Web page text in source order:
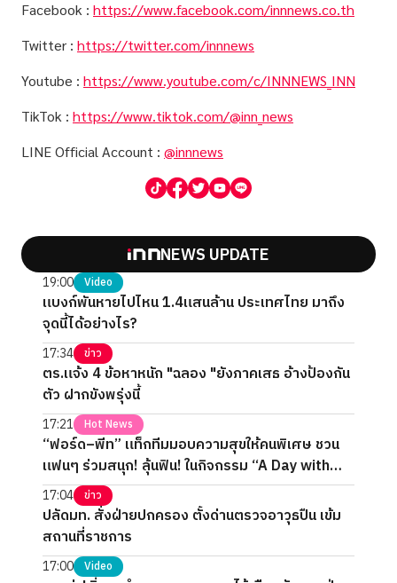
Facebook : https://www.facebook.com/innnews.co.th
Twitter : https://twitter.com/innnews
Youtube : https://www.youtube.com/c/INNNEWS_INN
TikTok : https://www.tiktok.com/@inn_news
LINE Official Account : @innnews
NEWS UPDATE
19:00 Video
แบงก์พันหายไปไหน 1.4แสนล้าน ประเทศไทย มาถึง
จุดนี้ได้อย่างไร?
17:34 ข่าว
ตร.แจ้ง 4 ข้อหาหนัก "ฉลอง "ยังภาคเสธ อ้างป้องกัน
ตัว ฝากขังพรุ่งนี้
17:21 Hot News
“ฟอร์ด–พีท” แท็กทีมมอบความสุขให้คนพิเศษ ชวน
แฟนๆ ร่วมสนุก! ลุ้นฟิน! ในกิจกรรม “A Day with
FORTPEAT Exclusive Fan Meet”
17:04 ข่าว
ปลัดมท. สั่งฝ่ายปกครอง ตั้งด่านตรวจอาวุธปืน เข้ม
สถานที่ราชการ
17:00 Video